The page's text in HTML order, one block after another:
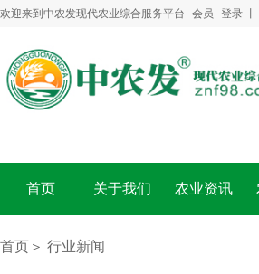
欢迎来到中农发现代农业综合服务平台 会员 登录
首页 关于我们 农业资讯
首页＞ 行业新闻